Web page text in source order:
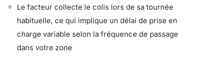
Le facteur collecte le colis lors de sa tournée
habituelle, ce qui implique un délai de prise en
charge variable selon la fréquence de passage
dans votre zone